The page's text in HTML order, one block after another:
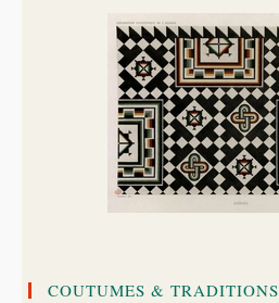
COUTUMES & TRADITIONS